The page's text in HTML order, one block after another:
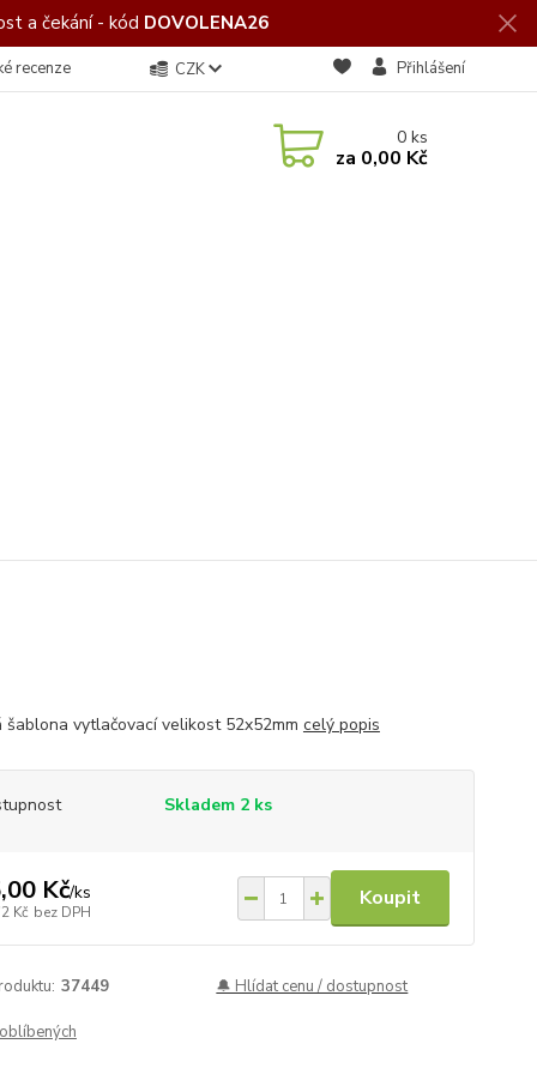
a čekání - kód DOVOLENA26
recenze CZK Přihlášení
0ks
za 0,00 Kč
šablona vytlačovací velikost 52x52mm celý popis
Skladem 2 ks
Kč/ks
Kč bez DPH
Koupit
37449 🔔 Hlídat cenu / dostupnost